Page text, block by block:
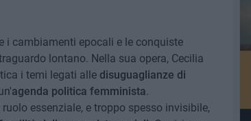
i cambiamenti epocali e le conquiste
lontano. Nella sua opera, Cecilia
i temi legati alle disuguaglianze di
agenda politica femminista.
essenziale, e troppo spesso invisibile,